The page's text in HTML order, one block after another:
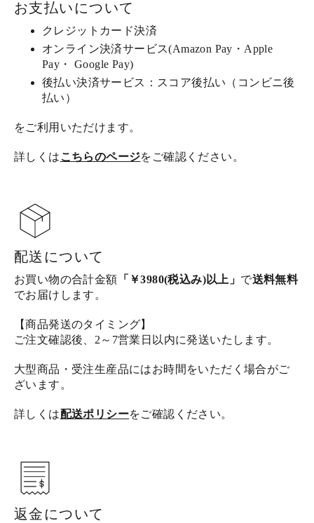
お支払いについて
クレジットカード決済
オンライン決済サービス(Amazon Pay・Apple
Pay・ Google Pay)
後払い決済サービス：スコア後払い（コンビニ後
払い）
をご利用いただけます。
詳しくは こちらのページをご確認ください。
配送について
お買い物の合計金額 「￥3980(税込み)以上」 で送料無料
でお届けします。
【商品発送のタイミング】
ご注文確認後、2～7営業日以内に発送いたします。
大型商品・受注生産品にはお時間をいただく場合がご
ざいます。
詳しくは配送ポリシーをご確認ください。
返金について